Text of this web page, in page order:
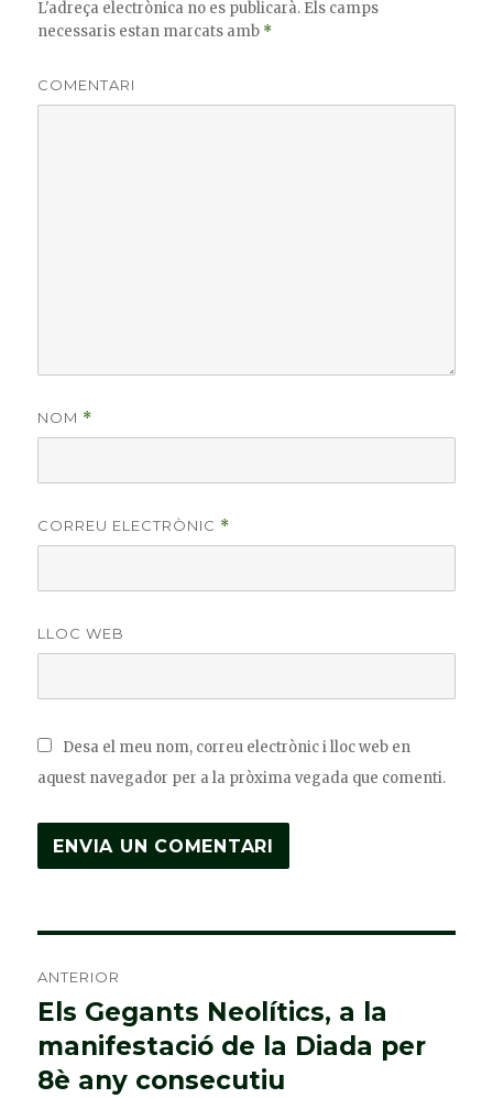
L'adreça electrònica no es publicarà. Els camps
necessaris estan marcats amb *
COMENTARI
NOM *
CORREU ELECTRÒNIC *
LLOC WEB
Desa el meu nom, correu electrònic i lloc web en
aquest navegador per a la pròxima vegada que comenti.
d'entrades
ANTERIOR
Entrada
anterior:
Els Gegants Neolítics, a la
manifestació de la Diada per
8è any consecutiu